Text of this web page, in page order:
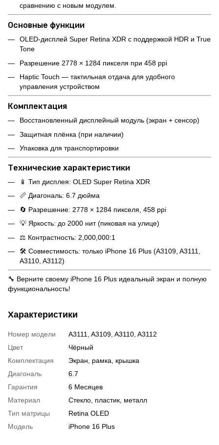
сравнению с новым модулем.
Основные функции
OLED-дисплей Super Retina XDR с поддержкой HDR и True
Tone
Разрешение 2778 × 1284 пикселя при 458 ppi
Haptic Touch — тактильная отдача для удобного
управления устройством
Комплектация
Восстановленный дисплейный модуль (экран + сенсор)
Защитная плёнка (при наличии)
Упаковка для транспортировки
Технические характеристики
📱 Тип дисплея: OLED Super Retina XDR
📏 Диагональ: 6.7 дюйма
🔄 Разрешение: 2778 × 1284 пикселя, 458 ppi
💡 Яркость: до 2000 нит (пиковая на улице)
⚖ Контрастность: 2,000,000:1
🛠️ Совместимость: только iPhone 16 Plus (A3109, A3111,
A3110, A3112)
🔧 Верните своему iPhone 16 Plus идеальный экран и полную
функциональность!
Характеристики
Номер модели
A3111, A3109, A3110, A3112
Цвет
Чёрный
Комплектация
Экран, рамка, крышка
Диагональ
6.7
Гарантия
6 Месяцев
Материал
Стекло, пластик, металл
Тип матрицы
Retina OLED
Модель
iPhone 16 Plus